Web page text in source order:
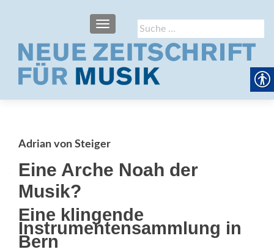
Suche
nach:
SCHALTE NAVIGATION
Adrian von Steiger
Eine Arche Noah der
Musik?
Eine klingende
Instrumentensammlung in
Bern